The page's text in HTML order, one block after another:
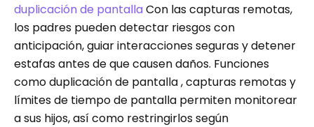
duplicación de pantalla Con las capturas remotas,
los padres pueden detectar riesgos con
anticipación, guiar interacciones seguras y detener
estafas antes de que causen daños. Funciones
como duplicación de pantalla , capturas remotas y
límites de tiempo de pantalla permiten monitorear
a sus hijos, así como restringirlos según